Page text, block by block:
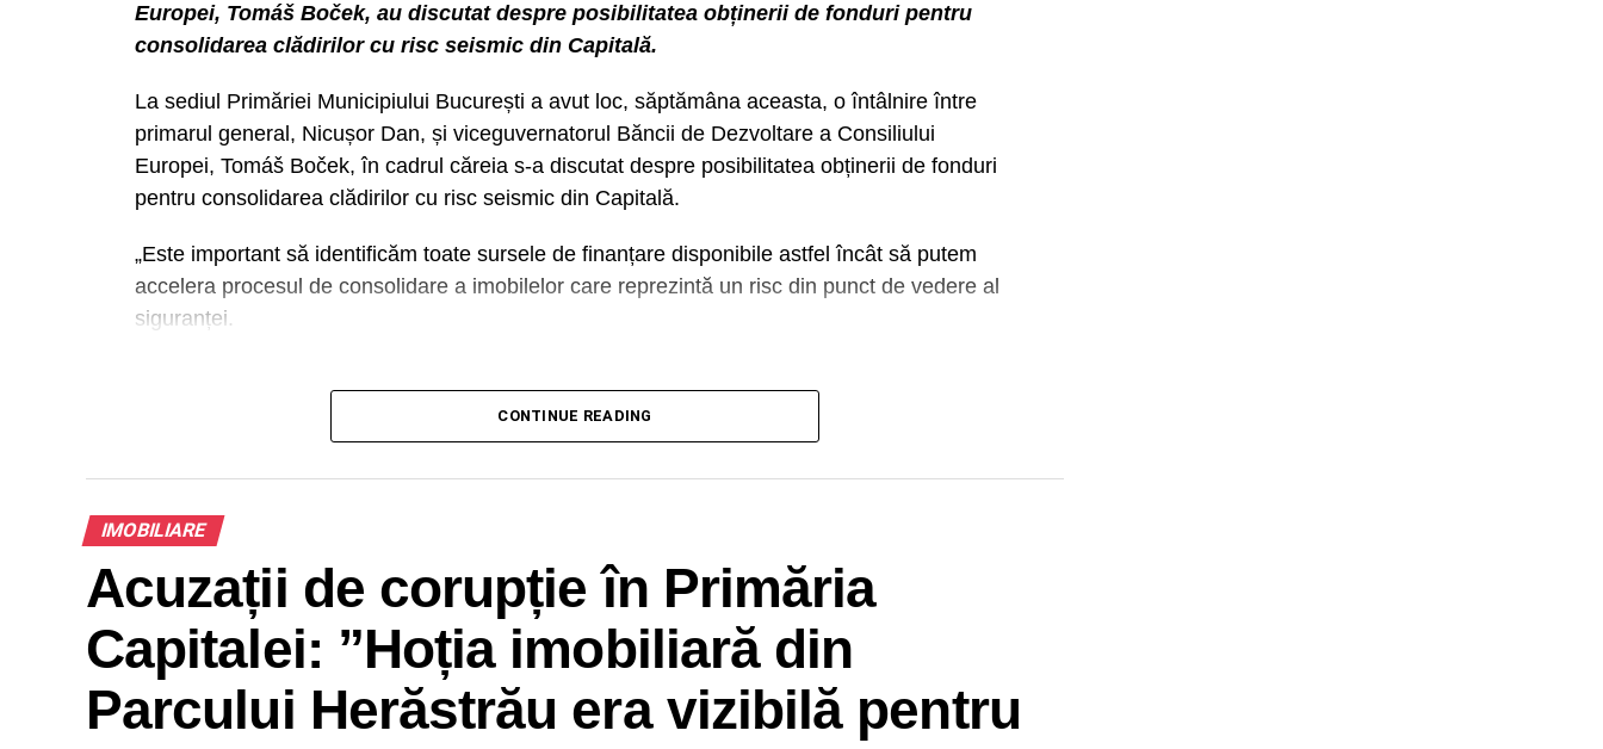
Europei, Tomáš Boček, au discutat despre posibilitatea obținerii de fonduri pentru
consolidarea clădirilor cu risc seismic din Capitală.
La sediul Primăriei Municipiului București a avut loc, săptămâna aceasta, o întâlnire între
primarul general, Nicușor Dan, și viceguvernatorul Băncii de Dezvoltare a Consiliului
Europei, Tomáš Boček, în cadrul căreia s-a discutat despre posibilitatea obținerii de fonduri
pentru consolidarea clădirilor cu risc seismic din Capitală.
„Este important să identificăm toate sursele de finanțare disponibile astfel încât să putem
accelera procesul de consolidare a imobilelor care reprezintă un risc din punct de vedere al
siguranței.
Urmează etape de discuții tehnice între specialiști și vom căuta în continuare căi cât mai
CONTINUE READING
IMOBILIARE
Acuzații de corupție în Primăria
Capitalei: ”Hoția imobiliară din
Parcului Herăstrău era vizibilă pentru